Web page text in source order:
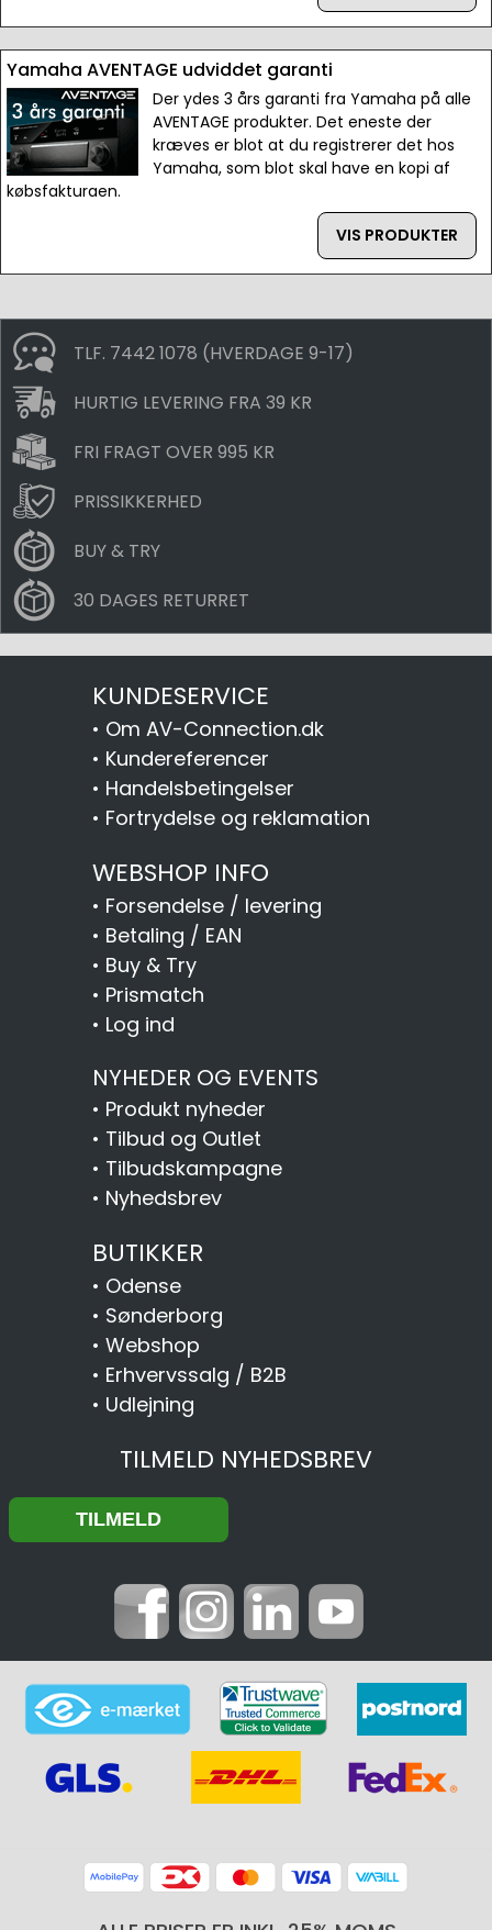
Yamaha AVENTAGE udviddet garanti
Der ydes 3 års garanti fra Yamaha på alle
AVENTAGE produkter. Det eneste der
kræves er blot at du registrerer det hos
Yamaha, som blot skal have en kopi af
købsfakturaen.
VIS PRODUKTER
TLF. 7442 1078 (HVERDAGE 9-17)
HURTIG LEVERING FRA 39 KR
FRI FRAGT OVER 995 KR
PRISSIKKERHED
BUY & TRY
30 DAGES RETURRET
KUNDESERVICE
• Om AV-Connection.dk
• Kundereferencer
• Handelsbetingelser
• Fortrydelse og reklamation
WEBSHOP INFO
• Forsendelse / levering
• Betaling / EAN
• Buy & Try
• Prismatch
• Log ind
NYHEDER OG EVENTS
• Produkt nyheder
• Tilbud og Outlet
• Tilbudskampagne
• Nyhedsbrev
BUTIKKER
• Odense
• Sønderborg
• Webshop
• Erhvervssalg / B2B
• Udlejning
TILMELD NYHEDSBREV